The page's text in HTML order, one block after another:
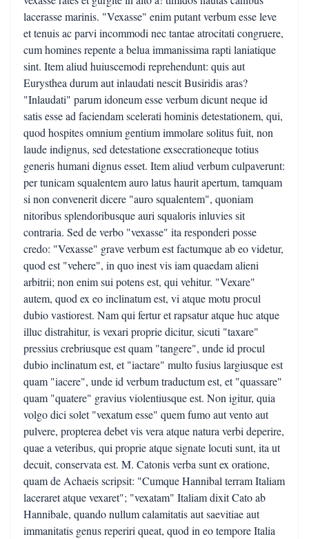
lacerasse marinis. "Vexasse" enim putant verbum esse leve
et tenuis ac parvi incommodi nec tantae atrocitati congruere,
cum homines repente a belua immanissima rapti laniatique
sint. Item aliud huiuscemodi reprehendunt: quis aut
Eurysthea durum aut inlaudati nescit Busiridis aras?
"Inlaudati" parum idoneum esse verbum dicunt neque id
satis esse ad faciendam scelerati hominis detestationem, qui,
quod hospites omnium gentium immolare solitus fuit, non
laude indignus, sed detestatione exsecrationeque totius
generis humani dignus esset. Item aliud verbum culpaverunt:
per tunicam squalentem auro latus haurit apertum, tamquam
si non convenerit dicere "auro squalentem", quoniam
nitoribus splendoribusque auri squaloris inluvies sit
contraria. Sed de verbo "vexasse" ita responderi posse
credo: "Vexasse" grave verbum est factumque ab eo videtur,
quod est "vehere", in quo inest vis iam quaedam alieni
arbitrii; non enim sui potens est, qui vehitur. "Vexare"
autem, quod ex eo inclinatum est, vi atque motu procul
dubio vastiorest. Nam qui fertur et rapsatur atque huc atque
illuc distrahitur, is vexari proprie dicitur, sicuti "taxare"
pressius crebriusque est quam "tangere", unde id procul
dubio inclinatum est, et "iactare" multo fusius largiusque est
quam "iacere", unde id verbum traductum est, et "quassare"
quam "quatere" gravius violentiusque est. Non igitur, quia
volgo dici solet "vexatum esse" quem fumo aut vento aut
pulvere, propterea debet vis vera atque natura verbi deperire,
quae a veteribus, qui proprie atque signate locuti sunt, ita ut
decuit, conservata est. M. Catonis verba sunt ex oratione,
quam de Achaeis scripsit: "Cumque Hannibal terram Italiam
laceraret atque vexaret"; "vexatam" Italiam dixit Cato ab
Hannibale, quando nullum calamitatis aut saevitiae aut
immanitatis genus reperiri queat, quod in eo tempore Italia